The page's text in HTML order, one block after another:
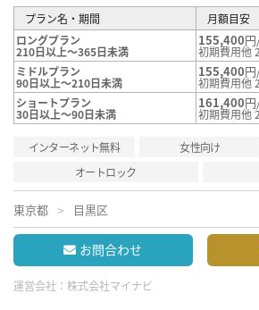
プラン名・期間
月額目安
ロングプラン
210日以上～365日未満
155,400
初期費用他
ミドルプラン
90日以上～210日未満
155,400
初期費用他
ショートプラン
30日以上～90日未満
161,400
初期費用他
インターネット無料 女性向け
オートロック
東京都 目黒区
お問合わせ
運営会社： 株式会社マイナビ